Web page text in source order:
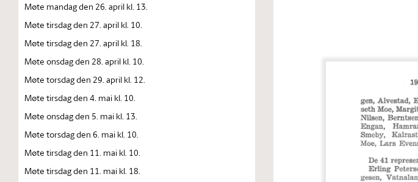
Møte mandag den 26. april kl. 13.
Møte tirsdag den 27. april kl. 10.
Møte tirsdag den 27. april kl. 18.
Møte onsdag den 28. april kl. 10.
Møte torsdag den 29. april kl. 12.
Møte tirsdag den 4. mai kl. 10.
Møte onsdag den 5. mai kl. 13.
Møte torsdag den 6. mai kl. 10.
Møte tirsdag den 11. mai kl. 10.
Møte tirsdag den 11. mai kl. 18.